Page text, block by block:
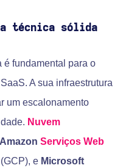
técnica sólida
é fundamental para o
A sua infraestrutura
um escalonamento
Nuvem
Amazon Serviços Web
(GCP), e Microsoft